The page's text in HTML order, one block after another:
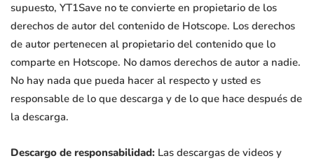
supuesto, YT1Save no te convierte en propietario de los
derechos de autor del contenido de Hotscope. Los derechos
de autor pertenecen al propietario del contenido que lo
comparte en Hotscope. No damos derechos de autor a nadie.
No hay nada que pueda hacer al respecto y usted es
responsable de lo que descarga y de lo que hace después de
la descarga.
Descargo de responsabilidad: Las descargas de videos y